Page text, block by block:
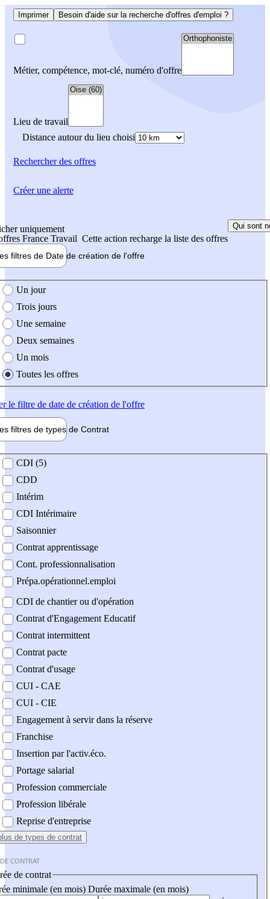
Imprimer Besoin d'aide sur la recherche d'offres d'emploi ?
Métier, compétence, mot-clé, numéro d'offre
Lieu de travail
Distance autour du lieu choisi
Rechercherdes offres
uniquement
France Travail Cette action recharge la liste des offres
Qui sont
filtres de Date de création de l'offre
création de l'offre
Un jour
Trois jours
Une semaine
Deux semaines
Un mois
Toutes les offres
le filtre de date de création de l'offre
filtres de types de Contrat
contrat
CDI (5)
CDD
Intérim
CDI Intérimaire
Saisonnier
Contrat apprentissage
Cont. professionnalisation
Prépa.opérationnel.emploi
CDI de chantier ou d'opération
Contrat d'Engagement Educatif
Contrat intermittent
Contrat pacte
Contrat d'usage
CUI - CAE
CUI - CIE
Engagement à servir dans la réserve
Franchise
Insertion par l'activ.éco.
Portage salarial
Profession commerciale
Profession libérale
Reprise d'entreprise
de types de contrat
CONTRAT
de contrat
minimale (en mois) Durée maximale (en mois)
Créer une alerte